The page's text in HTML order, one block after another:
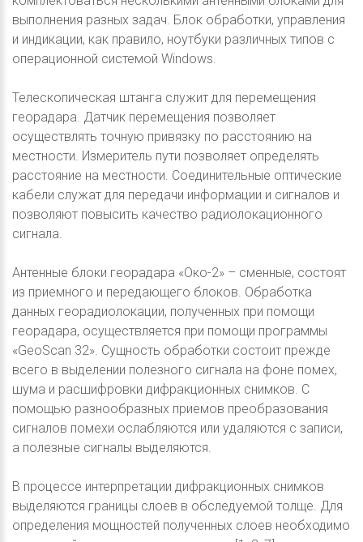
выполнения разных задач. Блок обработки, управления
и индикации, как правило, ноутбуки различных типов с
операционной системой Windows.
Телескопическая штанга служит для перемещения
георадара. Датчик перемещения позволяет
осуществлять точную привязку по расстоянию на
местности. Измеритель пути позволяет определять
расстояние на местности. Соединительные оптические
кабели служат для передачи информации и сигналов и
позволяют повысить качество радиолокационного
сигнала.
Антенные блоки георадара «Око-2» – сменные, состоят
из приемного и передающего блоков. Обработка
данных георадиолокации, полученных при помощи
георадара, осуществляется при помощи программы
«GeoScan 32». Сущность обработки состоит прежде
всего в выделении полезного сигнала на фоне помех,
шума и расшифровки дифракционных снимков. С
помощью разнообразных приемов преобразования
сигналов помехи ослабляются или удаляются с записи,
а полезные сигналы выделяются.
В процессе интерпретации дифракционных снимков
выделяются границы слоев в обследуемой толще. Для
определения мощностей полученных слоев необходимо